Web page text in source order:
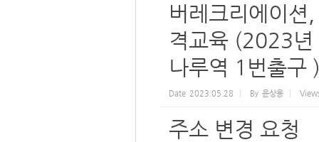
버레크리에이션
격교육 (2023
나루역 1번출구
Date 2023.05.28 By 윤상용
주소 변경 요청